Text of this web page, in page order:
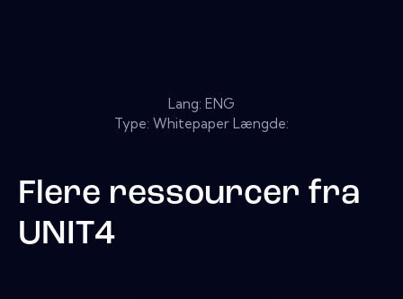
Lang: ENG
Type: Whitepaper Længde:
Flere ressourcer fra
UNIT4